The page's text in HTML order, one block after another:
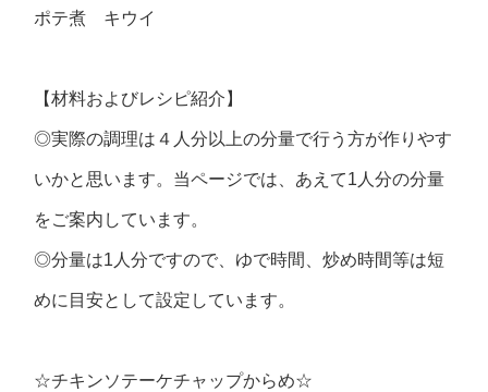
ポテ煮 キウイ
【材料およびレシピ紹介】
◎実際の調理は４人分以上の分量で行う方が作りやす
いかと思います。当ページでは、あえて1人分の分量
をご案内しています。
◎分量は1人分ですので、ゆで時間、炒め時間等は短
めに目安として設定しています。
☆チキンソテーケチャップからめ☆